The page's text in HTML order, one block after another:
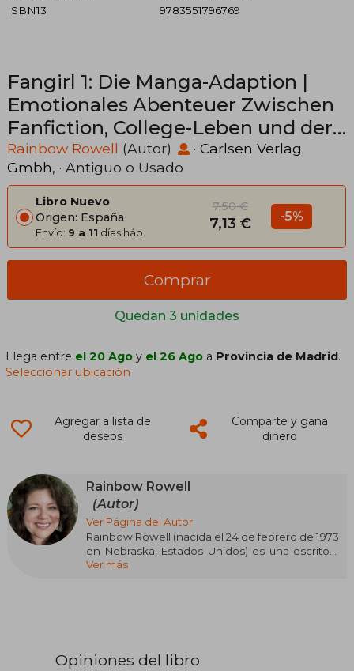
ISBN13
9783551796769
Fangirl 1: Die Manga-Adaption |
Emotionales Abenteuer Zwischen
Fanfiction, College-Leben und der
Ersten Großen Liebe (en Alemán)
Rainbow Rowell (Autor) · Carlsen Verlag
Gmbh, · Antiguo o Usado
Libro Nuevo
Origen: España
Envío: 9 a 11 días háb.
7,50 €
7,13 € -5%
Quedan 3 unidades
Comprar
Llega entre el 20 Ago y el 26 Ago a Provincia de Madrid.
Seleccionar ubicación
Agregar a lista de
deseos
Comparte y gana
dinero
Rainbow Rowell
(Autor)
Ver Página del Autor
Rainbow Rowell (nacida el 24 de febrero de 1973
en Nebraska, Estados Unidos) es una escritora
estadounidense reconocida por sus novelas
publicada en español por Alfaguara en 2014. En
Ver más
Opiniones del libro